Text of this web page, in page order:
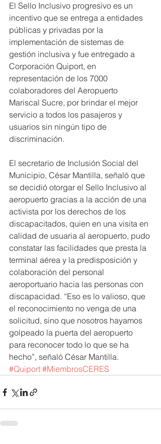
El Sello Inclusivo progresivo es un
incentivo que se entrega a entidades
públicas y privadas por la
implementación de sistemas de
gestión inclusiva y fue entregado a
Corporación Quiport, en
representación de los 7000
colaboradores del Aeropuerto
Mariscal Sucre, por brindar el mejor
servicio a todos los pasajeros y
usuarios sin ningún tipo de
discriminación.
El secretario de Inclusión Social del
Municipio, César Mantilla, señaló que
se decidió otorgar el Sello Inclusivo al
aeropuerto gracias a la acción de una
activista por los derechos de los
discapacitados, quien en una visita en
calidad de usuaria al aeropuerto, pudo
constatar las facilidades que presta la
terminal aérea y la predisposición y
colaboración del personal
aeroportuario hacia las personas con
discapacidad. “Eso es lo valioso, que
el reconocimiento no venga de una
solicitud, sino que nosotros hayamos
golpeado la puerta del aeropuerto
para reconocer todo lo que se ha
hecho”, señaló César Mantilla.
#Quiport #MiembrosCERES